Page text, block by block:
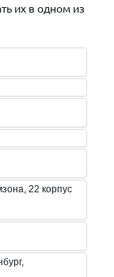
их в одном из
22 корпус